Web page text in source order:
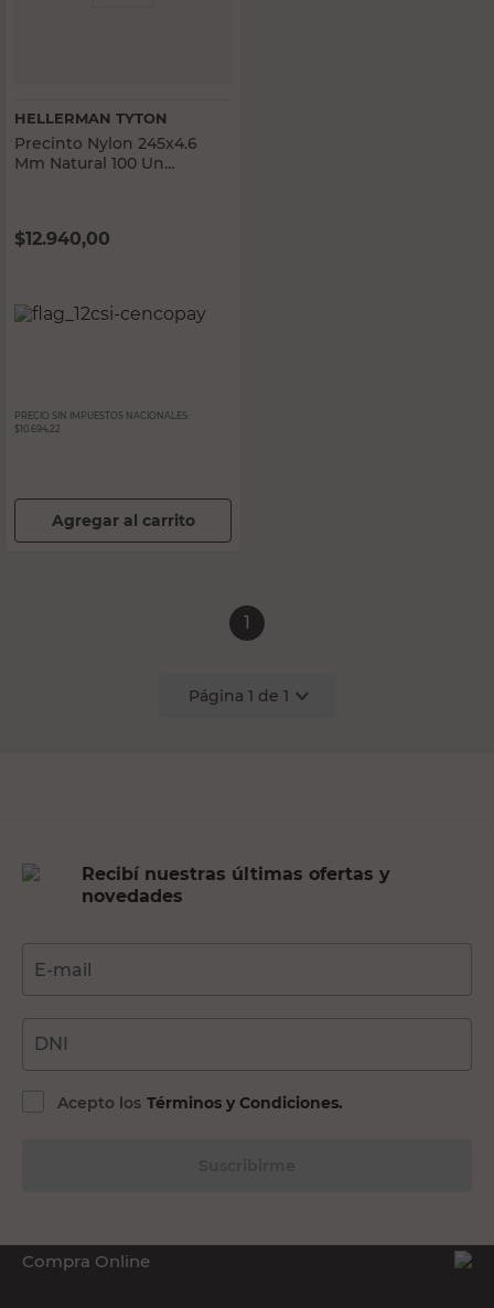
HELLERMAN TYTON
Precinto Nylon 245x4.6
Mm Natural 100 Un
$12.940,00
PRECIO SIN IMPUESTOS NACIONALES:
$10.694,22
Agregar al carrito
1
Página 1 de 1
Recibí nuestras últimas ofertas y
novedades
E-mail
DNI
Acepto los Términos y Condiciones.
Compra Online